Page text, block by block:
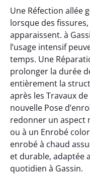
Une Réfection allée
lorsque des
apparaissent. à
l’usage intensif
temps. Une
prolonger la durée
entièrement la
après les Travaux
nouvelle Pose
redonner un aspect
ou à un Enrobé
enrobé à chaud
et durable, adaptée
quotidien à Gassin.